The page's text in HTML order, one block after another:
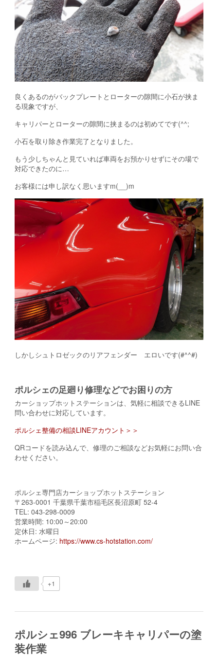
良くあるのがバックプレートとローターの隙間に小石が挟ま
る現象ですが、
キャリパーとローターの隙間に挟まるのは初めてです(^^;
小石を取り除き作業完了となりました。
もう少しちゃんと見ていれば車両をお預かりせずにその場で
対応できたのに…
お客様には申し訳なく思いますm(__)m
しかしシュトロゼックのリアフェンダー エロいです(#^^#)
ポルシェの足廻り修理などでお困りの方
カーショップホットステーションは、気軽に相談できるLINE
問い合わせに対応しています。
ポルシェ整備の相談LINEアカウント＞＞
QRコードを読み込んで、修理のご相談などお気軽にお問い合
わせください。
ポルシェ専門店カーショップホットステーション
〒263-0001 千葉県千葉市稲毛区長沼原町 52-4
TEL: 043-298-0009
営業時間: 10:00～20:00
定休日: 水曜日
ホームページ: https://www.cs-hotstation.com/
+1
ポルシェ996 ブレーキキャリパーの塗
装作業